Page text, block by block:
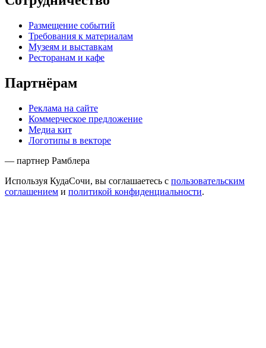
Размещение событий
Требования к материалам
Музеям и выставкам
Ресторанам и кафе
Партнёрам
Реклама на сайте
Коммерческое предложение
Медиа кит
Логотипы в векторе
— партнер Рамблера
Используя КудаСочи, вы соглашаетесь с пользовательским
соглашением и политикой конфиденциальности.